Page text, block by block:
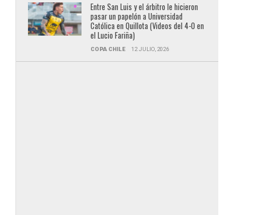
Entre San Luis y el árbitro le hicieron
pasar un papelón a Universidad
Católica en Quillota (Videos del 4-0 en
el Lucio Fariña)
COPA CHILE 12 JULIO, 2026